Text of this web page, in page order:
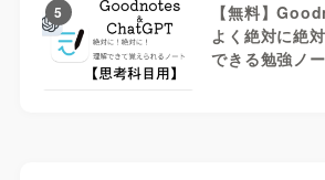
5
【無料】
よく絶対に絶
できる勉強ノ